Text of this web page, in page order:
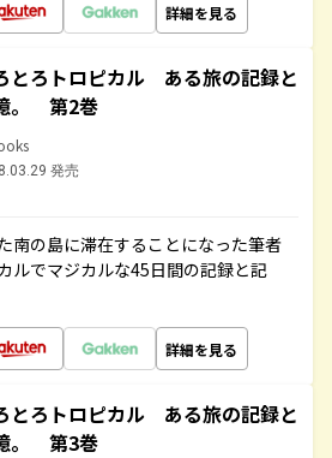
詳細を見る
とろトロピカル ある旅の記録と
。 第2巻
発売
南の島に滞在することになった筆者
ルでマジカルな45日間の記録と記
詳細を見る
とろトロピカル ある旅の記録と
。 第3巻